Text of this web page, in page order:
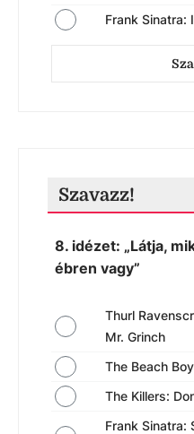
Frank Sinatra:
Szavazz!
8. idézet: „Látja,
ébren vagy”
Thurl
Mr. Grinch
The Beach
The Killers:
Frank Sinatra: